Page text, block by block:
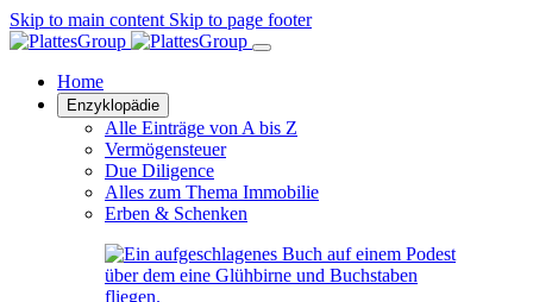
Skip to main content Skip to page footer
Home
Enzyklopädie
Alle Einträge von A bis Z
Vermögensteuer
Due Diligence
Alles zum Thema Immobilie
Erben & Schenken